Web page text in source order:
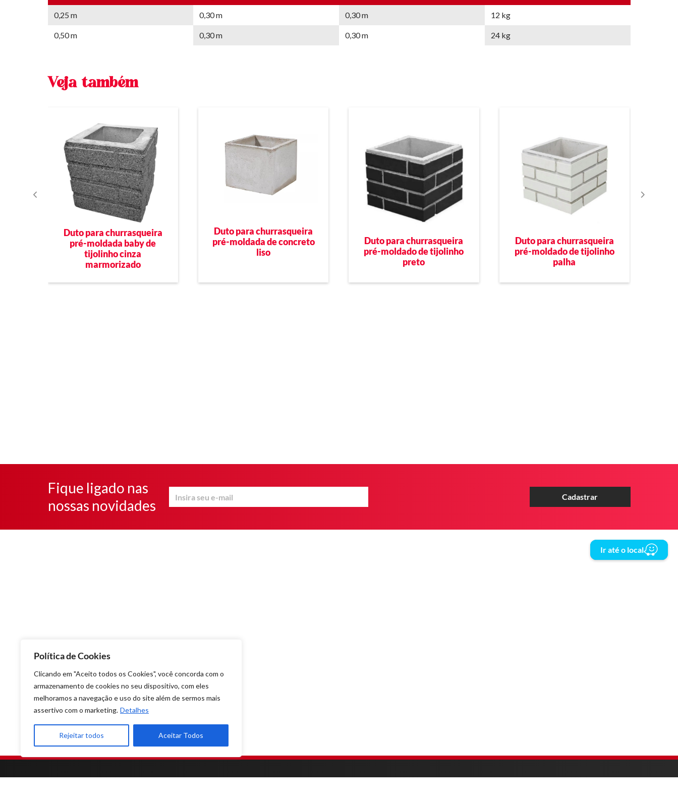
Política de Cookies
Clicando em "Aceito todos os Cookies", você concorda com o
armazenamento de cookies no seu dispositivo, com eles
melhoramos a navegação e uso do site além de sermos mais
assertivo com o marketing. Detalhes
Rejeitar todos Aceitar Todos
0,25 m 0,30 m 0,30 m 12 kg
0,50 m 0,30 m 0,30 m 24 kg
Veja também
Duto para churrasqueira
pré-moldada baby de
tijolinho cinza
marmorizado
Duto para churrasqueira
pré-moldada de concreto
liso
Duto para churrasqueira
pré-moldado de tijolinho
preto
Duto para churrasqueira
pré-moldado de tijolinho
palha
Fique ligado nas
nossas novidades
Ir até o local